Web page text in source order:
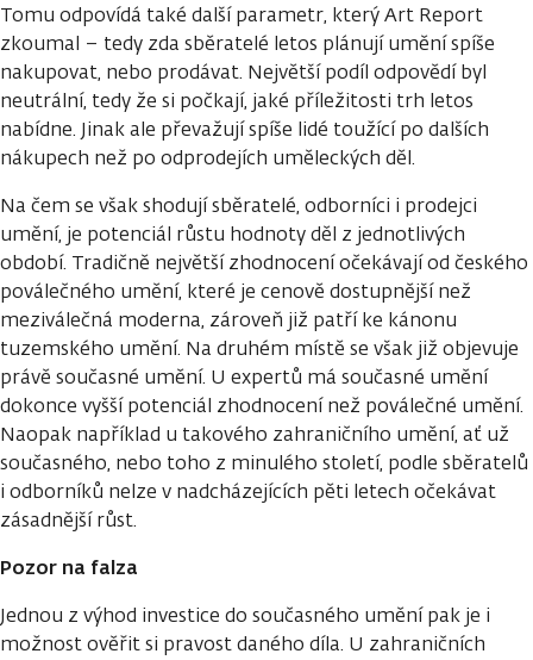
Tomu odpovídá také další parametr, který Art Report
zkoumal – tedy zda sběratelé letos plánují umění spíše
nakupovat, nebo prodávat. Největší podíl odpovědí byl
neutrální, tedy že si počkají, jaké příležitosti trh letos
nabídne. Jinak ale převažují spíše lidé toužící po dalších
nákupech než po odprodejích uměleckých děl.
Na čem se však shodují sběratelé, odborníci i prodejci
umění, je potenciál růstu hodnoty děl z jednotlivých
období. Tradičně největší zhodnocení očekávají od českého
poválečného umění, které je cenově dostupnější než
meziválečná moderna, zároveň již patří ke kánonu
tuzemského umění. Na druhém místě se však již objevuje
právě současné umění. U expertů má současné umění
dokonce vyšší potenciál zhodnocení než poválečné umění.
Naopak například u takového zahraničního umění, ať už
současného, nebo toho z minulého století, podle sběratelů
i odborníků nelze v nadcházejících pěti letech očekávat
zásadnější růst.
Pozor na falza
Jednou z výhod investice do současného umění pak je i
možnost ověřit si pravost daného díla. U zahraničních